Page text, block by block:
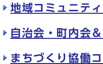
地域コミュニテ
自治会・町内会
まちづくり協働